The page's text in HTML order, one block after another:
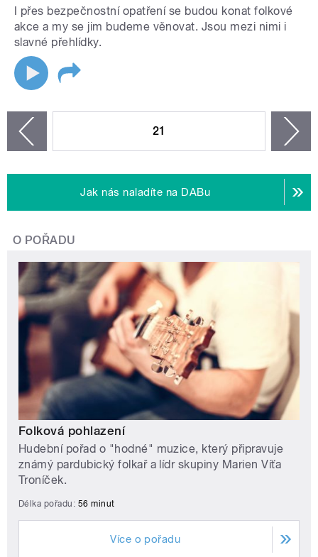
I přes bezpečnostní opatření se budou konat folkové
akce a my se jim budeme věnovat. Jsou mezi nimi i
slavné přehlídky.
21
Jak nás naladíte na DABu
O POŘADU
Folková pohlazení
Hudební pořad o "hodné" muzice, který připravuje
známý pardubický folkař a lídr skupiny Marien Víťa
Troníček.
Délka pořadu: 56 minut
Více o pořadu